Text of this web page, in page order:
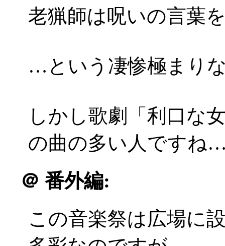
老猟師は呪いの言葉
…という凄惨極まり
しかし歌劇「利口な
の曲の多い人ですね
＠ 番外編:
この音楽祭は広場に